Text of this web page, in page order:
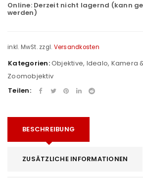
Online: Derzeit nicht lagernd (kann
werden)
inkl. MwSt. zzgl. Versandkosten
Kategorien:Objektive, Idealo, Kamera
Zoomobjektiv
Teilen:
BESCHREIBUNG
ZUSÄTZLICHE INFORMATIONEN